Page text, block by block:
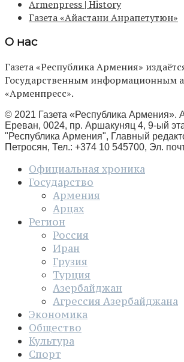
Armenpress | History
Газета «Айастани Анрапетутюн»
О нас
Газета «Республика Армения»
Государственным информационным
«Арменпресс».
© 2021 Газета «Республика Армения».
Ереван, 0024, пр. Аршакуняц 4, 9-ый
"Республика Армения", Главный
Петросян, Тел.: +374 10 545700, Эл.
Официальная хроника
Государство
Армения
Арцах
Регион
Россия
Иран
Грузия
Турция
Азербайджан
Агрессия Азербайджана
Экономика
Общество
Культура
Спорт